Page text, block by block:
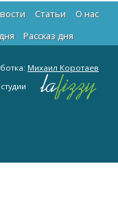
Статьи
О нас
Рассказ дня
Михаил Коротаев